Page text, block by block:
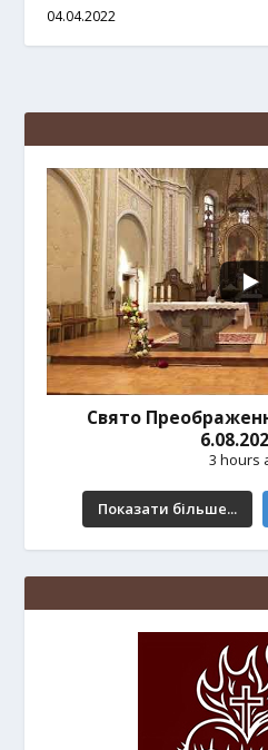
04.04.2022
Свято
3 hours
Показати більше...